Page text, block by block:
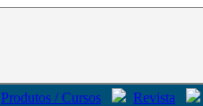
Produtos / Cursos
Revista